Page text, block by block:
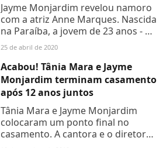
Jayme Monjardim revelou namoro
com a atriz Anne Marques. Nascida
na Paraíba, a jovem de 23 anos - 40
anos a menos que o diretor - é
também estudante e vai ser vista
na série 'O Anjo...
25 de abril de 2020
Acabou! Tânia Mara e Jayme
Monjardim terminam casamento
após 12 anos juntos
Tânia Mara e Jayme Monjardim
colocaram um ponto final no
casamento. A cantora e o diretor